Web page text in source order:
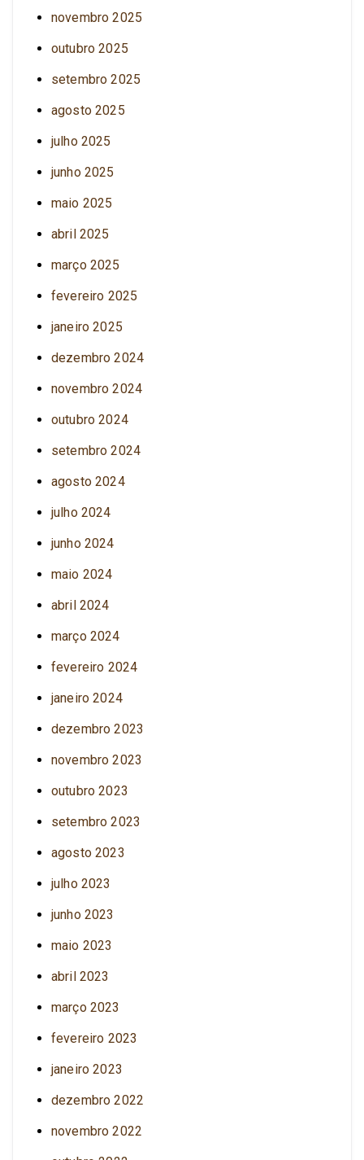
novembro 2025
outubro 2025
setembro 2025
agosto 2025
julho 2025
junho 2025
maio 2025
abril 2025
março 2025
fevereiro 2025
janeiro 2025
dezembro 2024
novembro 2024
outubro 2024
setembro 2024
agosto 2024
julho 2024
junho 2024
maio 2024
abril 2024
março 2024
fevereiro 2024
janeiro 2024
dezembro 2023
novembro 2023
outubro 2023
setembro 2023
agosto 2023
julho 2023
junho 2023
maio 2023
abril 2023
março 2023
fevereiro 2023
janeiro 2023
dezembro 2022
novembro 2022